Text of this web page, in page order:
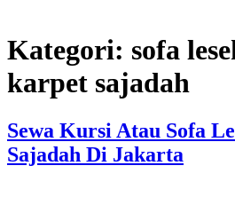
Kategori: sofa
karpet sajadah
Sewa Kursi Atau Sofa
Sajadah Di Jakarta